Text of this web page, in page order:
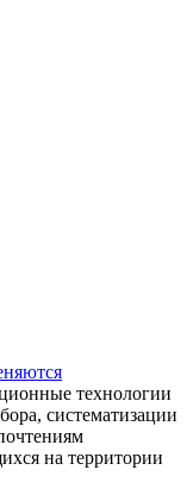
технологии
систематизации
на территории